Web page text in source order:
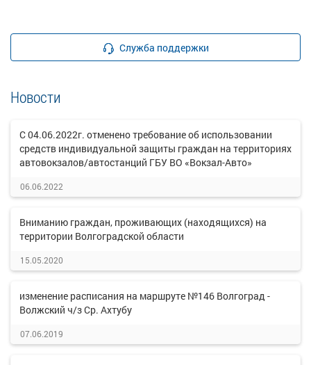
Служба поддержки
Новости
С 04.06.2022г. отменено требование об использовании
средств индивидуальной защиты граждан на территориях
автовокзалов/автостанций ГБУ ВО «Вокзал-Авто»
06.06.2022
Вниманию граждан, проживающих (находящихся) на
территории Волгоградской области
15.05.2020
изменение расписания на маршруте №146 Волгоград -
Волжский ч/з Ср. Ахтубу
07.06.2019